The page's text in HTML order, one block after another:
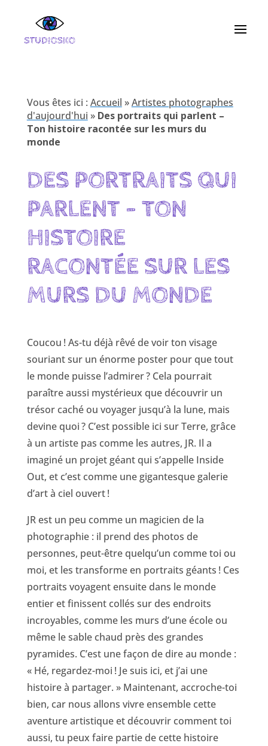
Vous êtes ici : Accueil »Artistes photographes
d'aujourd'hui » Des portraits qui parlent –
Ton histoire racontée sur les murs du
monde
DES PORTRAITS QUI
PARLENT – TON
HISTOIRE
RACONTÉE SUR LES
MURS DU MONDE
Coucou ! As-tu déjà rêvé de voir ton visage
souriant sur un énorme poster pour que tout
le monde puisse l’admirer ? Cela pourrait
paraître aussi mystérieux que découvrir un
trésor caché ou voyager jusqu’à la lune, mais
devine quoi ? C’est possible ici sur Terre, grâce
à un artiste pas comme les autres, JR. Il a
imaginé un projet géant qui s’appelle Inside
Out, et c’est comme une gigantesque galerie
d’art à ciel ouvert !
JR est un peu comme un magicien de la
photographie : il prend des photos de
personnes, peut-être quelqu’un comme toi ou
moi, et les transforme en portraits géants ! Ces
portraits voyagent ensuite dans le monde
entier et finissent collés sur des endroits
incroyables, comme les murs d’une école ou
même le sable chaud près des grandes
pyramides. C’est une façon de dire au monde :
« Hé, regardez-moi ! Je suis ici, et j’ai une
histoire à partager. » Maintenant, accroche-toi
bien, car nous allons vivre ensemble cette
aventure artistique et découvrir comment toi
aussi, tu peux faire partie de cette histoire